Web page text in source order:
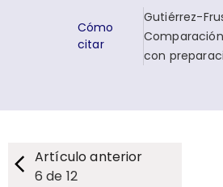
Cómo
citar
Gutiérrez-
con
Artículo anterior
6 de 12